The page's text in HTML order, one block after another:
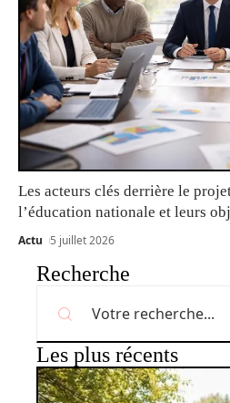
Les acteurs clés derrière le
l’éducation nationale et leurs
Actu 5 juillet 2026
Recherche
Les plus récents